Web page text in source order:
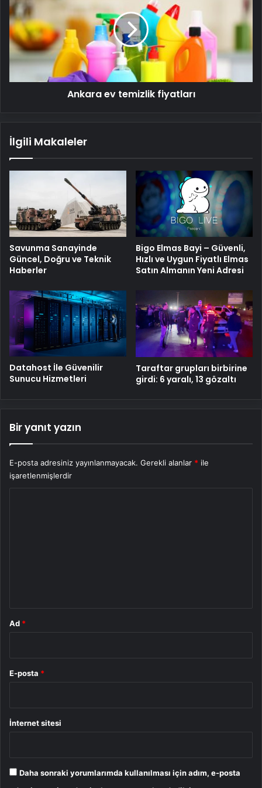
temizlik
fiyatları
Ankara ev temizlik fiyatları
İlgili Makaleler
Savunma Sanayinde
Güncel, Doğru ve Teknik
Haberler
Bigo Elmas Bayi – Güvenli,
Hızlı ve Uygun Fiyatlı Elmas
Satın Almanın Yeni Adresi
Datahost İle Güvenilir
Sunucu Hizmetleri
Taraftar grupları birbirine
girdi: 6 yaralı, 13 gözaltı
Bir yanıt yazın
E-posta adresiniz yayınlanmayacak. Gerekli alanlar * ile
işaretlenmişlerdir
Ad *
E-posta *
İnternet sitesi
Daha sonraki yorumlarımda kullanılması için adım, e-posta